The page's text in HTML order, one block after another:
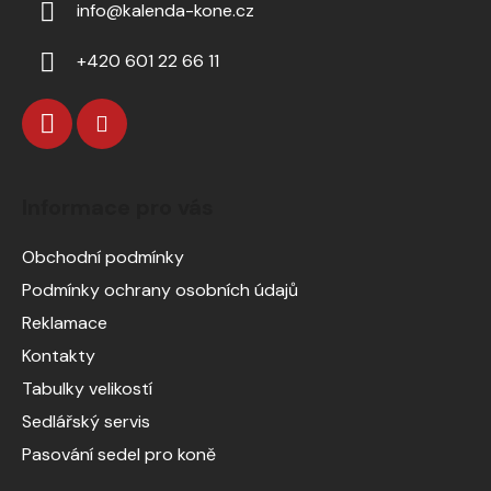
info@kalenda-kone.cz
+420 601 22 66 11
Obchodní podmínky
Podmínky ochrany osobních údajů
Reklamace
Kontakty
Tabulky velikostí
Sedlářský servis
Pasování sedel pro koně